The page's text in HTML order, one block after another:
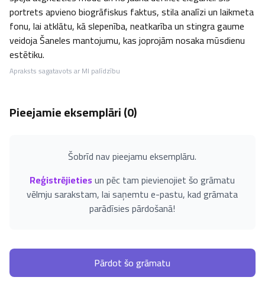
portrets apvieno biogrāfiskus faktus, stila analīzi un laikmeta
fonu, lai atklātu, kā slepenība, neatkarība un stingra gaume
veidoja Šaneles mantojumu, kas joprojām nosaka mūsdienu
estētiku.
Apraksts sagatavots ar MI palīdzību
Pieejamie eksemplāri (0)
Šobrīd nav pieejamu eksemplāru.
Reģistrējietiesun pēc tam pievienojiet šo grāmatu
vēlmju sarakstam, lai saņemtu e-pastu, kad grāmata
parādīsies pārdošanā!
Pārdot šo grāmatu